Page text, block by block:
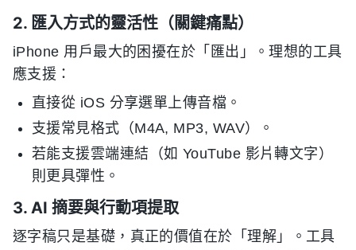
2. 匯入方式的靈活性（關鍵痛點）
iPhone 用戶最大的困擾在於「匯出」。理想的工具
應支援：
直接從 iOS 分享選單上傳音檔。
支援常見格式（M4A, MP3, WAV）。
若能支援雲端連結（如 YouTube 影片轉文字）
則更具彈性。
3. AI 摘要與行動項提取
逐字稿只是基礎，真正的價值在於「理解」。工具